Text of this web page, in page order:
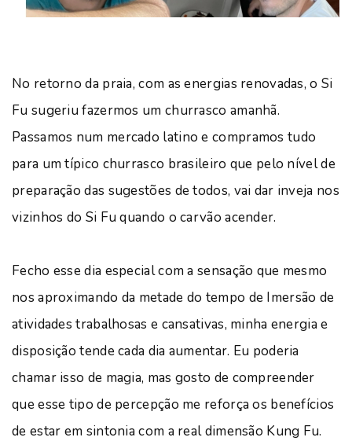
No retorno da praia, com as energias renovadas, o Si
Fu sugeriu fazermos um churrasco amanhã.
Passamos num mercado latino e compramos tudo
para um típico churrasco brasileiro que pelo nível de
preparação das sugestões de todos, vai dar inveja nos
vizinhos do Si Fu quando o carvão acender.
Fecho esse dia especial com a sensação que mesmo
nos aproximando da metade do tempo de Imersão de
atividades trabalhosas e cansativas, minha energia e
disposição tende cada dia aumentar. Eu poderia
chamar isso de magia, mas gosto de compreender
que esse tipo de percepção me reforça os benefícios
de estar em sintonia com a real dimensão Kung Fu.